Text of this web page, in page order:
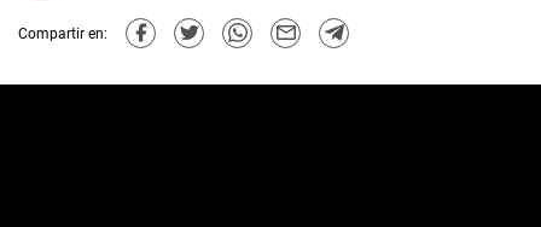
Compartir en: